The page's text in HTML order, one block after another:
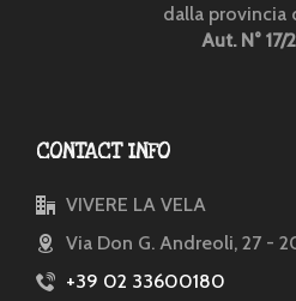
dalla provincia
Aut. N°
CONTACT INFO
VIVERE LA VELA
Via Don G. Andreoli, 27 -
+39 02 33600180